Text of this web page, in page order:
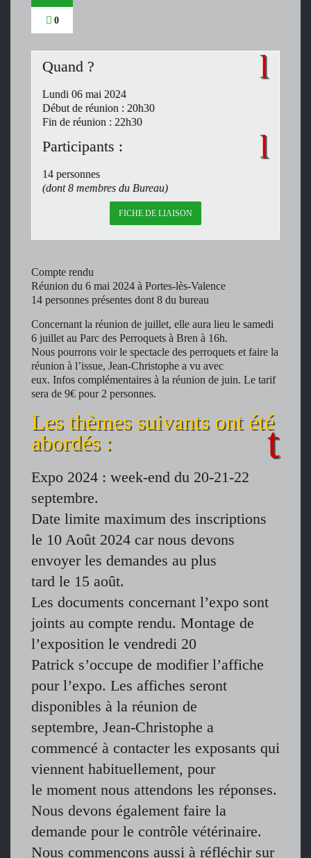
0
Quand ?
Lundi 06 mai 2024
Début de réunion : 20h30
Fin de réunion : 22h30
Participants :
14 personnes
(dont 8 membres du Bureau)
FICHE DE LIAISON
Compte rendu
Réunion du 6 mai 2024 à Portes-lès-Valence
14 personnes présentes dont 8 du bureau
Concernant la réunion de juillet, elle aura lieu le samedi
6 juillet au Parc des Perroquets à Bren à 16h.
Nous pourrons voir le spectacle des perroquets et faire la
réunion à l’issue, Jean-Christophe a vu avec
eux. Infos complémentaires à la réunion de juin. Le tarif
sera de 9€ pour 2 personnes.
Les thèmes suivants ont été
abordés :
Expo 2024 : week-end du 20-21-22
septembre.
Date limite maximum des inscriptions
le 10 Août 2024 car nous devons
envoyer les demandes au plus
tard le 15 août.
Les documents concernant l’expo sont
joints au compte rendu. Montage de
l’exposition le vendredi 20
Patrick s’occupe de modifier l’affiche
pour l’expo. Les affiches seront
disponibles à la réunion de
septembre, Jean-Christophe a
commencé à contacter les exposants qui
viennent habituellement, pour
le moment nous attendons les réponses.
Nous devons également faire la
demande pour le contrôle vétérinaire.
Nous commençons aussi à réfléchir sur